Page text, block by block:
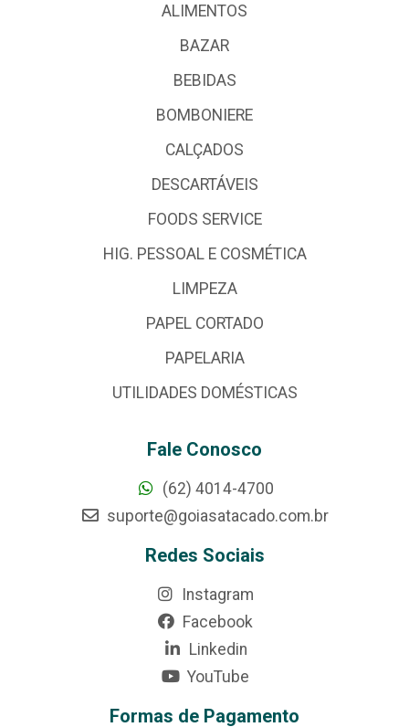
ALIMENTOS
BAZAR
BEBIDAS
BOMBONIERE
CALÇADOS
DESCARTÁVEIS
FOODS SERVICE
HIG. PESSOAL E COSMÉTICA
LIMPEZA
PAPEL CORTADO
PAPELARIA
UTILIDADES DOMÉSTICAS
Fale Conosco
(62) 4014-4700
suporte@goiasatacado.com.br
Redes Sociais
Instagram
Facebook
Linkedin
YouTube
Formas de Pagamento